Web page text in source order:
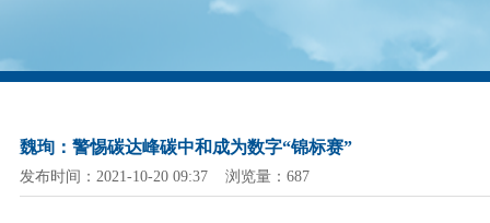
魏珣：警惕碳达峰碳中和成为数字“锦标赛”
发布时间：2021-10-20 09:37 浏览量：687